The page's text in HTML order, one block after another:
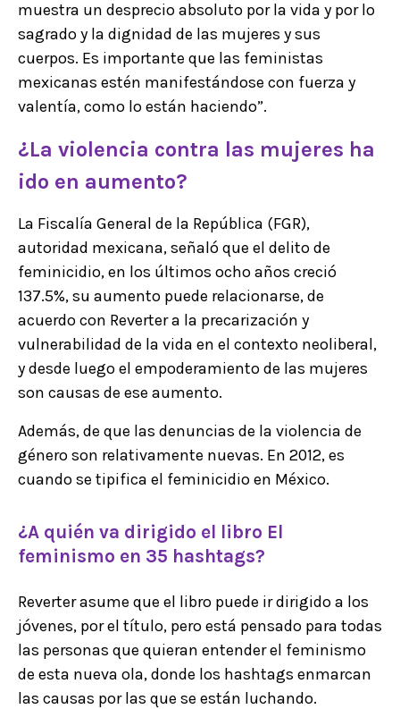
muestra un desprecio absoluto por la vida y por lo
sagrado y la dignidad de las mujeres y sus
cuerpos. Es importante que las feministas
mexicanas estén manifestándose con fuerza y
valentía, como lo están haciendo”.
¿La violencia contra las mujeres ha
ido en aumento?
La Fiscalía General de la República (FGR),
autoridad mexicana, señaló que el delito de
feminicidio, en los últimos ocho años creció
137.5%, su aumento puede relacionarse, de
acuerdo con Reverter a la precarización y
vulnerabilidad de la vida en el contexto neoliberal,
y desde luego el empoderamiento de las mujeres
son causas de ese aumento.
Además, de que las denuncias de la violencia de
género son relativamente nuevas. En 2012, es
cuando se tipifica el feminicidio en México.
¿A quién va dirigido el libro El
feminismo en 35 hashtags?
Reverter asume que el libro puede ir dirigido a los
jóvenes, por el título, pero está pensado para todas
las personas que quieran entender el feminismo
de esta nueva ola, donde los hashtags enmarcan
las causas por las que se están luchando.